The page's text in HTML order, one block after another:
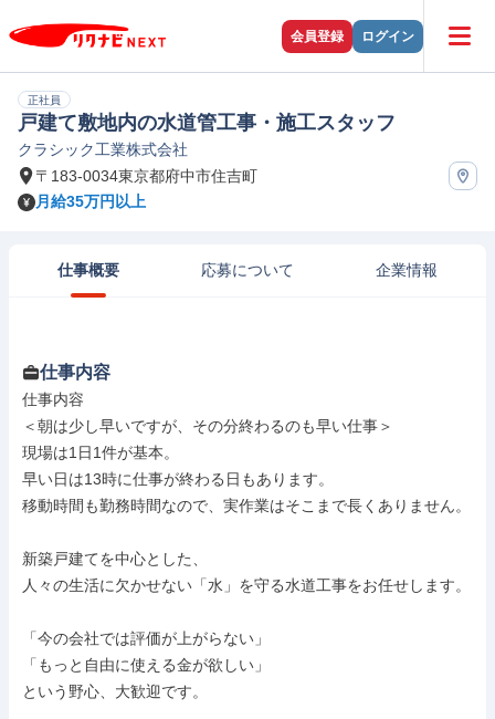
会員登録 ログイン
正社員
戸建て敷地内の水道管工事・施工スタッフ
クラシック工業株式会社
〒183-0034東京都府中市住吉町
月給35万円以上
仕事概要 応募について 企業情報
仕事内容
仕事内容
＜朝は少し早いですが、その分終わるのも早い仕事＞
現場は1日1件が基本。
早い日は13時に仕事が終わる日もあります。
移動時間も勤務時間なので、実作業はそこまで長くありません。
新築戸建てを中心とした、
人々の生活に欠かせない「水」を守る水道工事をお任せします。
「今の会社では評価が上がらない」
「もっと自由に使える金が欲しい」
という野心、大歓迎です。